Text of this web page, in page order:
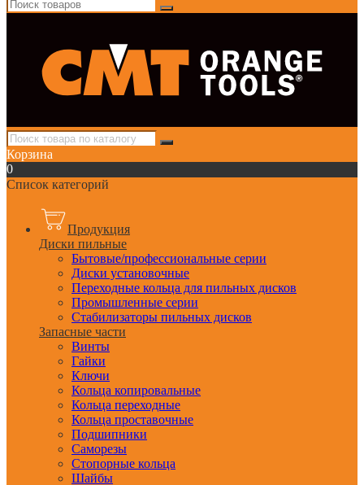
Корзина
0
Список категорий
Продукция
Диски пильные
Бытовые/профессиональные серии
Диски установочные
Переходные кольца для пильных дисков
Промышленные серии
Стабилизаторы пильных дисков
Запасные части
Винты
Гайки
Ключи
Кольца копировальные
Кольца переходные
Кольца проставочные
Подшипники
Саморезы
Стопорные кольца
Шайбы